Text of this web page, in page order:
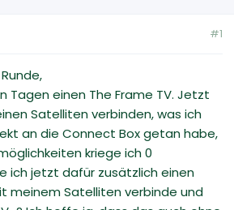
#1
Tagen einen The Frame TV. Jetzt
Satelliten verbinden, was ich
an die Connect Box getan habe,
kriege ich 0
ich jetzt dafür zusätzlich einen
meinem Satelliten verbinde und